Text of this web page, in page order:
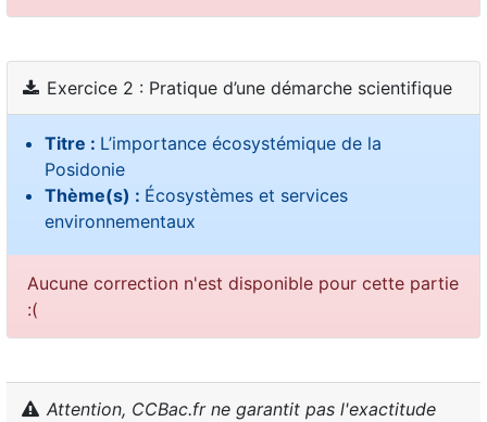
Exercice 2 : Pratique d’une démarche scientifique
Titre : L’importance écosystémique de la
Posidonie
Thème(s) : Écosystèmes et services
environnementaux
Aucune correction n'est disponible pour cette partie
:(
Attention, CCBac.fr ne garantit pas l'exactitude